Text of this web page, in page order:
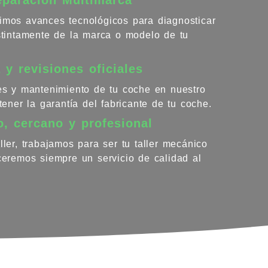
avances tecnológicos para diagnosticar
de la marca o modelo de tu
y revisiones oficiales
y mantenimiento de tu coche en nuestro
la garantía del fabricante de tu coche.
cercano y profesional
trabajamos para ser tu taller mecánico
siempre un servicio de calidad al